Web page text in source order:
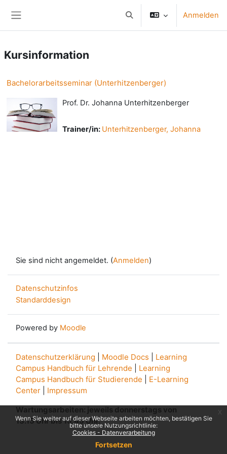
Wenn Sie weiter auf dieser Webseite arbeiten möchten, bestätigen Sie
bitte unsere Nutzungsrichtlinie:
Cookies - Datenverarbeitung
Fortsetzen
Sucheingabe umschalten
Anmelden
Kursinformation
Bachelorarbeitsseminar (Unterhitzenberger)
Prof. Dr. Johanna Unterhitzenberger
Trainer/in: Unterhitzenberger, Johanna
Sie sind nicht angemeldet. (Anmelden)
Datenschutzinfos
Standarddesign
Powered by Moodle
Datenschutzerklärung Moodle Docs
Learning
Campus Handbuch für Lehrende
Learning
Campus Handbuch für Studierende
E-Learning
Center
Impressum
Wartungsarbeiten: jeweils donnerstags von
13.15 Uhr bis 13.45 Uhr.